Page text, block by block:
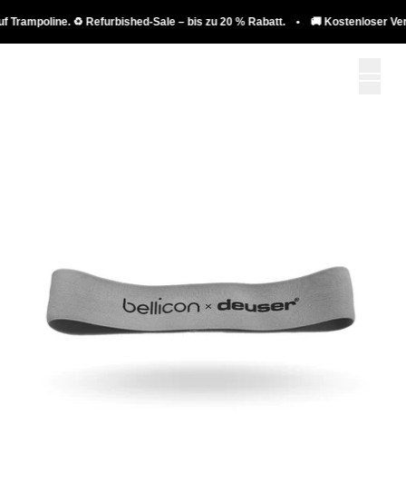
♻️ Refurbished-Sale – bis zu 20 % Rabatt. • 🚚 Kostenloser